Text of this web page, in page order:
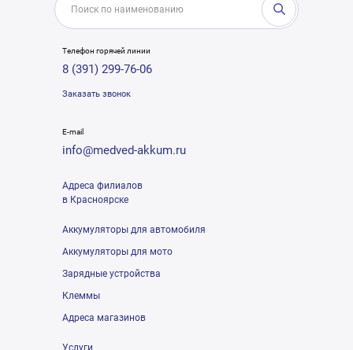
Телефон горячей линии
8 (391) 299-76-06
Заказать звонок
E-mail
info@medved-akkum.ru
Адреса филиалов
в Красноярске
Аккумуляторы для автомобиля
Аккумуляторы для мото
Зарядные устройства
Клеммы
Адреса магазинов